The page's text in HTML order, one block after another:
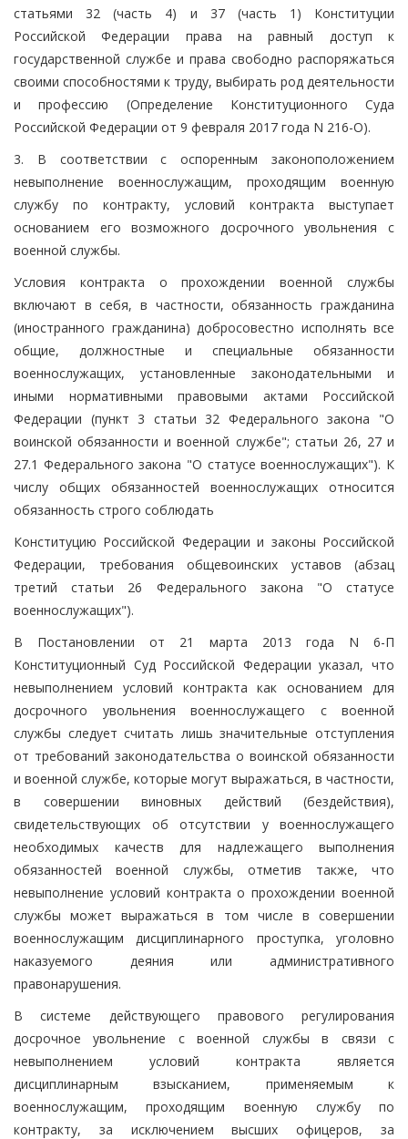
статьями 32 (часть 4) и 37 (часть 1) Конституции
Российской Федерации права на равный доступ к
государственной службе и права свободно распоряжаться
своими способностями к труду, выбирать род деятельности
и профессию (Определение Конституционного Суда
Российской Федерации от 9 февраля 2017 года N 216-О).
3. В соответствии с оспоренным законоположением
невыполнение военнослужащим, проходящим военную
службу по контракту, условий контракта выступает
основанием его возможного досрочного увольнения с
военной службы.
Условия контракта о прохождении военной службы
включают в себя, в частности, обязанность гражданина
(иностранного гражданина) добросовестно исполнять все
общие, должностные и специальные обязанности
военнослужащих, установленные законодательными и
иными нормативными правовыми актами Российской
Федерации (пункт 3 статьи 32 Федерального закона "О
воинской обязанности и военной службе"; статьи 26, 27 и
27.1 Федерального закона "О статусе военнослужащих"). К
числу общих обязанностей военнослужащих относится
обязанность строго соблюдать
Конституцию Российской Федерации и законы Российской
Федерации, требования общевоинских уставов (абзац
третий статьи 26 Федерального закона "О статусе
военнослужащих").
В Постановлении от 21 марта 2013 года N 6-П
Конституционный Суд Российской Федерации указал, что
невыполнением условий контракта как основанием для
досрочного увольнения военнослужащего с военной
службы следует считать лишь значительные отступления
от требований законодательства о воинской обязанности
и военной службе, которые могут выражаться, в частности,
в совершении виновных действий (бездействия),
свидетельствующих об отсутствии у военнослужащего
необходимых качеств для надлежащего выполнения
обязанностей военной службы, отметив также, что
невыполнение условий контракта о прохождении военной
службы может выражаться в том числе в совершении
военнослужащим дисциплинарного проступка, уголовно
наказуемого деяния или административного
правонарушения.
В системе действующего правового регулирования
досрочное увольнение с военной службы в связи с
невыполнением условий контракта является
дисциплинарным взысканием, применяемым к
военнослужащим, проходящим военную службу по
контракту, за исключением высших офицеров, за